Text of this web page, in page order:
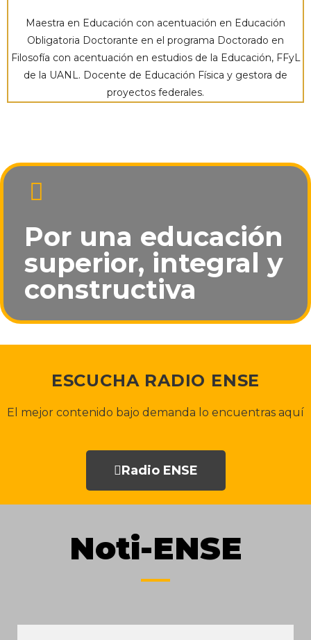
Maestra en Educación con acentuación en Educación
Obligatoria Doctorante en el programa Doctorado en
Filosofía con acentuación en estudios de la Educación, FFyL
de la UANL. Docente de Educación Física y gestora de
proyectos federales.
Por una educación
superior, integral y
constructiva
ESCUCHA RADIO ENSE
El mejor contenido bajo demanda lo encuentras aquí
Radio ENSE
Noti-ENSE